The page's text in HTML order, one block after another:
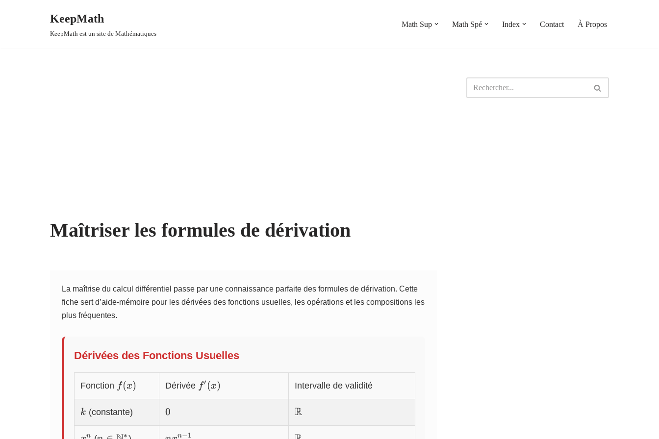
KeepMath
KeepMath est un site de Mathématiques
Math Sup Math Spé Index Contact À Propos
Maîtriser les formules de dérivation
La maîtrise du calcul différentiel passe par une connaissance parfaite des formules de dérivation. Cette
fiche sert d’aide-mémoire pour les dérivées des fonctions usuelles, les opérations et les compositions les
plus fréquentes.
Dérivées des Fonctions Usuelles
Fonction f(x)
f (x) Dérivée f'(x)
f′ (x) Intervalle de validité
k
k (constante) 0
0 \mathbb{R}
R
n ∗ n−1